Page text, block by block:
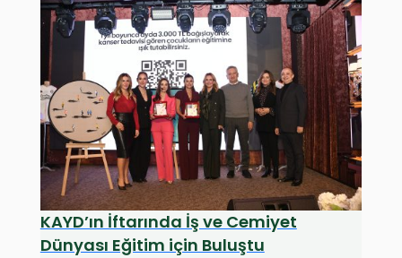
KAYD’ın İftarında İş ve Cemiyet
Dünyası Eğitim için Buluştu